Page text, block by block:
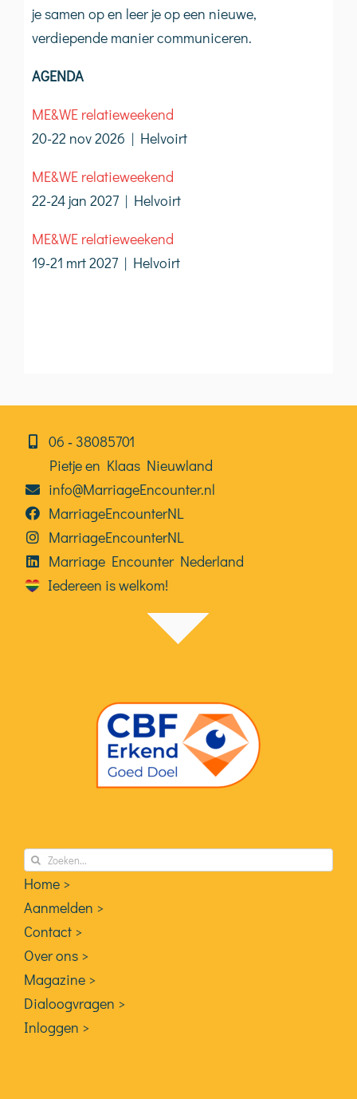
je samen op en leer je op een nieuwe,
verdiepende manier communiceren.
AGENDA
ME&WE relatieweekend
20-22 nov 2026 | Helvoirt
ME&WE relatieweekend
22-24 jan 2027 | Helvoirt
ME&WE relatieweekend
19-21 mrt 2027 | Helvoirt
06⁠⁠ ‑ 38085701
Pietje en Klaas Nieuwland
info@MarriageEncounter.nl
MarriageEncounterNL
MarriageEncounterNL
Marriage Encounter Nederland
Iedereen is welkom!
Zoeken
naar:
Home >
Aanmelden >
Contact >
Over ons >
Magazine >
Dialoogvragen >
Inloggen >